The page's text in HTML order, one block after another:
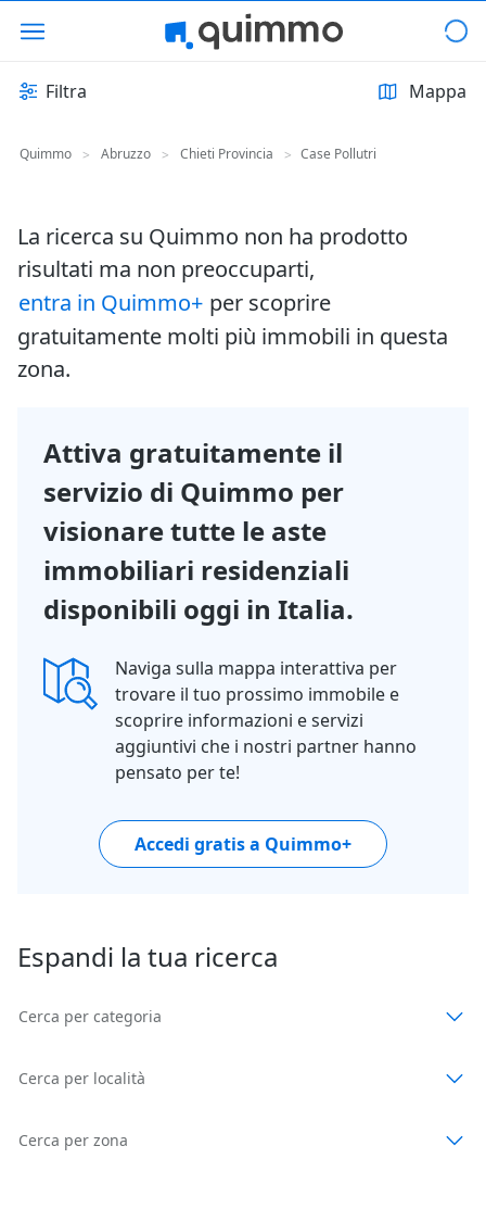
Filtra Mappa
Quimmo > Abruzzo > Chieti Provincia > Case Pollutri
La ricerca su Quimmo non ha prodotto
risultati ma non preoccuparti,
entra in Quimmo+ per scoprire
gratuitamente molti più immobili in questa
zona.
Attiva gratuitamente il
servizio di Quimmo per
visionare tutte le aste
immobiliari residenziali
disponibili oggi in Italia.
Naviga sulla mappa interattiva per
trovare il tuo prossimo immobile e
scoprire informazioni e servizi
aggiuntivi che i nostri partner hanno
pensato per te!
Accedi gratis a Quimmo+
Espandi la tua ricerca
Cerca per categoria
Cerca per località
Cerca per zona